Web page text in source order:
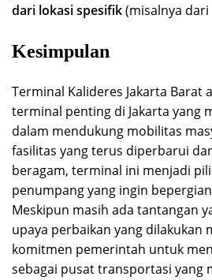
dari lokasi spesifik(misalnya dari
Kesimpulan
Terminal Kalideres Jakarta Barat
terminal penting di Jakarta yang
dalam mendukung mobilitas
fasilitas yang terus diperbarui
beragam, terminal ini menjadi
penumpang yang ingin
Meskipun masih ada tantangan
upaya perbaikan yang dilakukan
komitmen pemerintah untuk
sebagai pusat transportasi yang